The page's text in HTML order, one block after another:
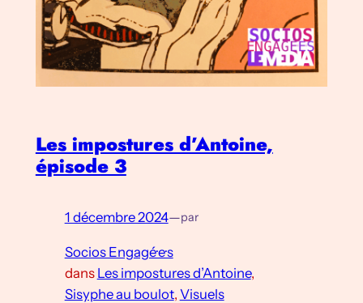
Les impostures d’Antoine,
épisode 3
1 décembre 2024—par
Socios Engagé·e·s
dans Les impostures d’Antoine
Sisyphe au boulot, Visuels